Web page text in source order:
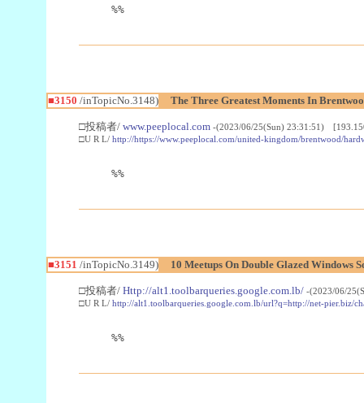
%%
■3150 /inTopicNo.3148) The Three Greatest Moments In
□投稿者/ www.peeplocal.com -(2023/06/25(Sun) 23:31:51)
□U R L/ http://https://www.peeplocal.com/united-kingdom/brentwood/
%%
■3151 /inTopicNo.3149) 10 Meetups On Double Glazed Windows
□投稿者/ Http://alt1.toolbarqueries.google.com.lb/ -(2023/06/
□U R L/ http://alt1.toolbarqueries.google.com.lb/url?q=http://net-pier.biz/
%%